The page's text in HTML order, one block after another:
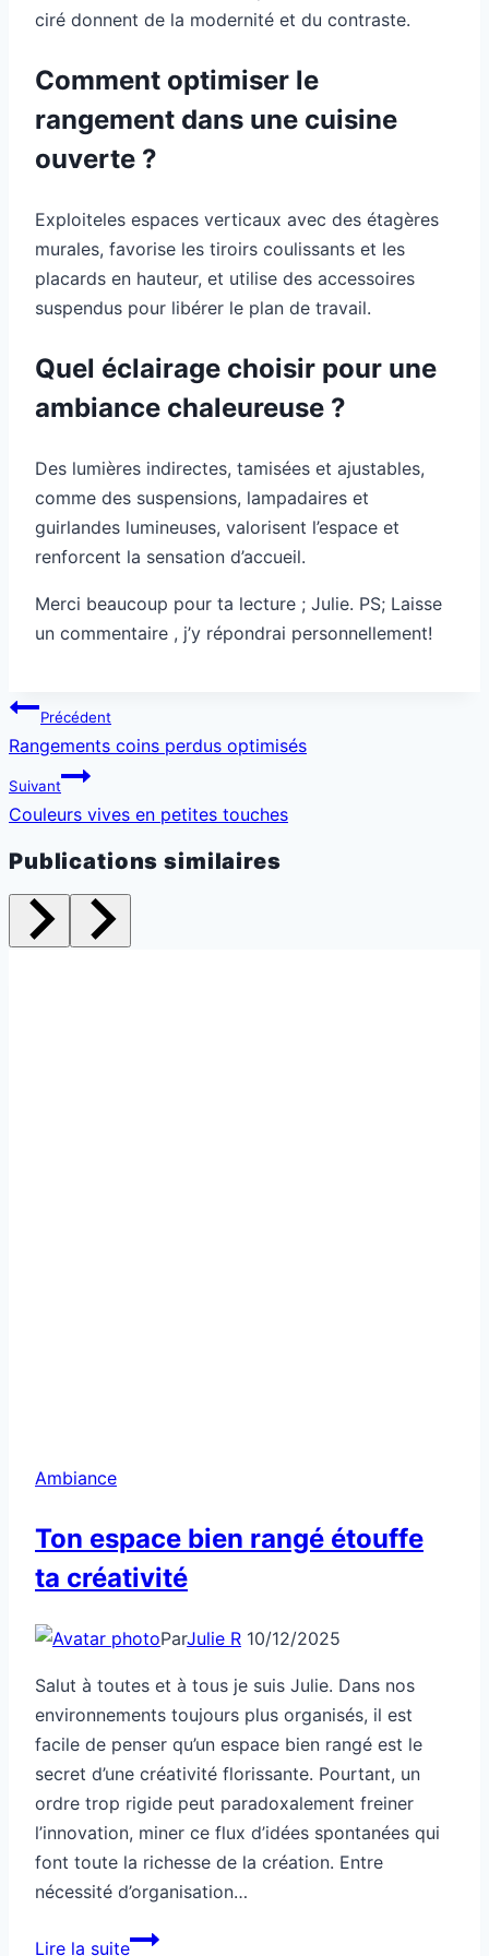
ciré donnent de la modernité et du contraste.
Comment optimiser le
rangement dans une cuisine
ouverte ?
Exploiteles espaces verticaux avec des étagères
murales, favorise les tiroirs coulissants et les
placards en hauteur, et utilise des accessoires
suspendus pour libérer le plan de travail.
Quel éclairage choisir pour une
ambiance chaleureuse ?
Des lumières indirectes, tamisées et ajustables,
comme des suspensions, lampadaires et
guirlandes lumineuses, valorisent l’espace et
renforcent la sensation d’accueil.
Merci beaucoup pour ta lecture ; Julie. PS; Laisse
un commentaire , j’y répondrai personnellement!
Navigation
de
l’article
Précédent
Rangements coins perdus optimisés
Suivant
Couleurs vives en petites touches
Publications similaires
Ambiance
Ton espace bien rangé étouffe
ta créativité
ParJulie R 10/12/2025
Salut à toutes et à tous je suis Julie. Dans nos
environnements toujours plus organisés, il est
facile de penser qu’un espace bien rangé est le
secret d’une créativité florissante. Pourtant, un
ordre trop rigide peut paradoxalement freiner
l’innovation, miner ce flux d’idées spontanées qui
font toute la richesse de la création. Entre
nécessité d’organisation…
Lire la suiteTon